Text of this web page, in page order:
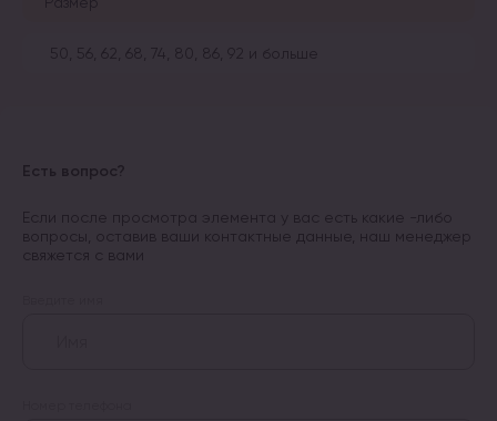
50, 56, 62, 68, 74, 80, 86, 92 и больше
Есть вопрос?
Если после просмотра элемента у вас есть какие -либо
вопросы, оставив ваши контактные данные, наш менеджер
свяжется с вами